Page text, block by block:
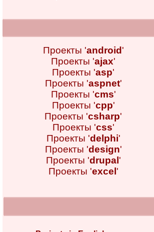
Проекты 'android '
Проекты 'ajax'
Проекты 'asp'
Проекты 'aspnet'
Проекты 'cms'
Проекты 'cpp'
Проекты 'csharp'
Проекты 'css'
Проекты 'delphi'
Проекты 'design'
Проекты 'drupal '
Проекты 'excel '